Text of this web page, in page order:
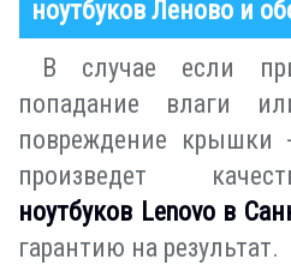
ноутбуков Леново и
В случае если
попадание влаги
повреждение крышки
произведет
ноутбуков Lenovo в
гарантию на результат.